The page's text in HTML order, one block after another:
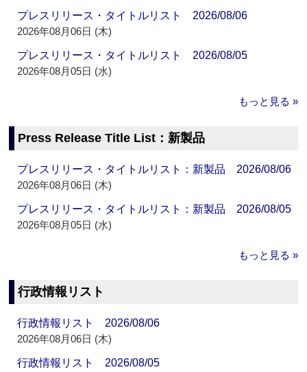
プレスリリース・タイトルリスト 2026/08/06
2026年08月06日 (木)
プレスリリース・タイトルリスト 2026/08/05
2026年08月05日 (水)
もっと見る »
Press Release Title List：新製品
プレスリリース・タイトルリスト：新製品 2026/08/06
2026年08月06日 (木)
プレスリリース・タイトルリスト：新製品 2026/08/05
2026年08月05日 (水)
もっと見る »
行政情報リスト
行政情報リスト 2026/08/06
2026年08月06日 (木)
行政情報リスト 2026/08/05